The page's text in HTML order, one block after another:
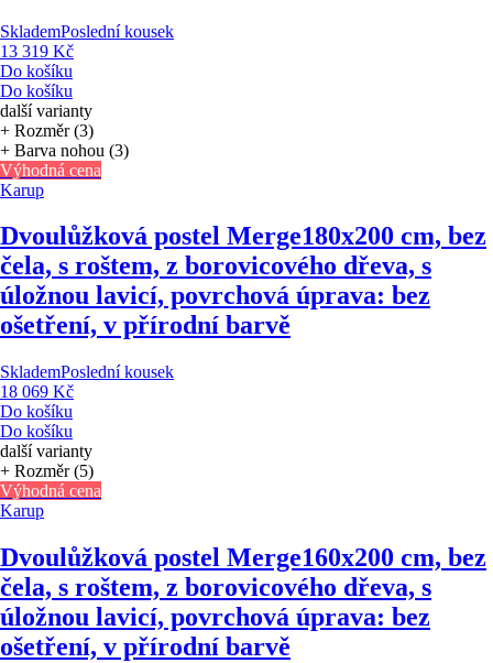
SklademPoslední kousek
13 319 Kč
Do košíku
Do košíku
další varianty
+ Rozměr (3)
+ Barva nohou (3)
Výhodná cena
Karup
Dvoulůžková postel Merge180x200 cm, bez
čela, s roštem, z borovicového dřeva, s
úložnou lavicí, povrchová úprava: bez
ošetření, v přírodní barvě
SklademPoslední kousek
18 069 Kč
Do košíku
Do košíku
další varianty
+ Rozměr (5)
Výhodná cena
Karup
Dvoulůžková postel Merge160x200 cm, bez
čela, s roštem, z borovicového dřeva, s
úložnou lavicí, povrchová úprava: bez
ošetření, v přírodní barvě